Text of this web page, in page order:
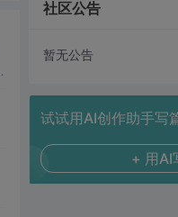
社区公告
暂无公告
试试用AI创作助手写
+ 用AI